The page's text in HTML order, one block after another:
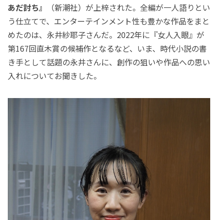
あだ討ち』
（新潮社）が上梓された。全編が一人語りとい
う仕立てで、エンターテインメント性も豊かな作品をまと
めたのは、永井紗耶子さんだ。2022年に『女人入眼』が
第167回直木賞の候補作となるなど、いま、時代小説の書
き手として話題の永井さんに、創作の狙いや作品への思い
入れについてお聞きした。